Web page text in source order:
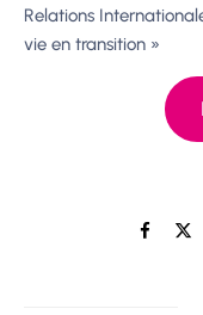
Relations
vie en transition »